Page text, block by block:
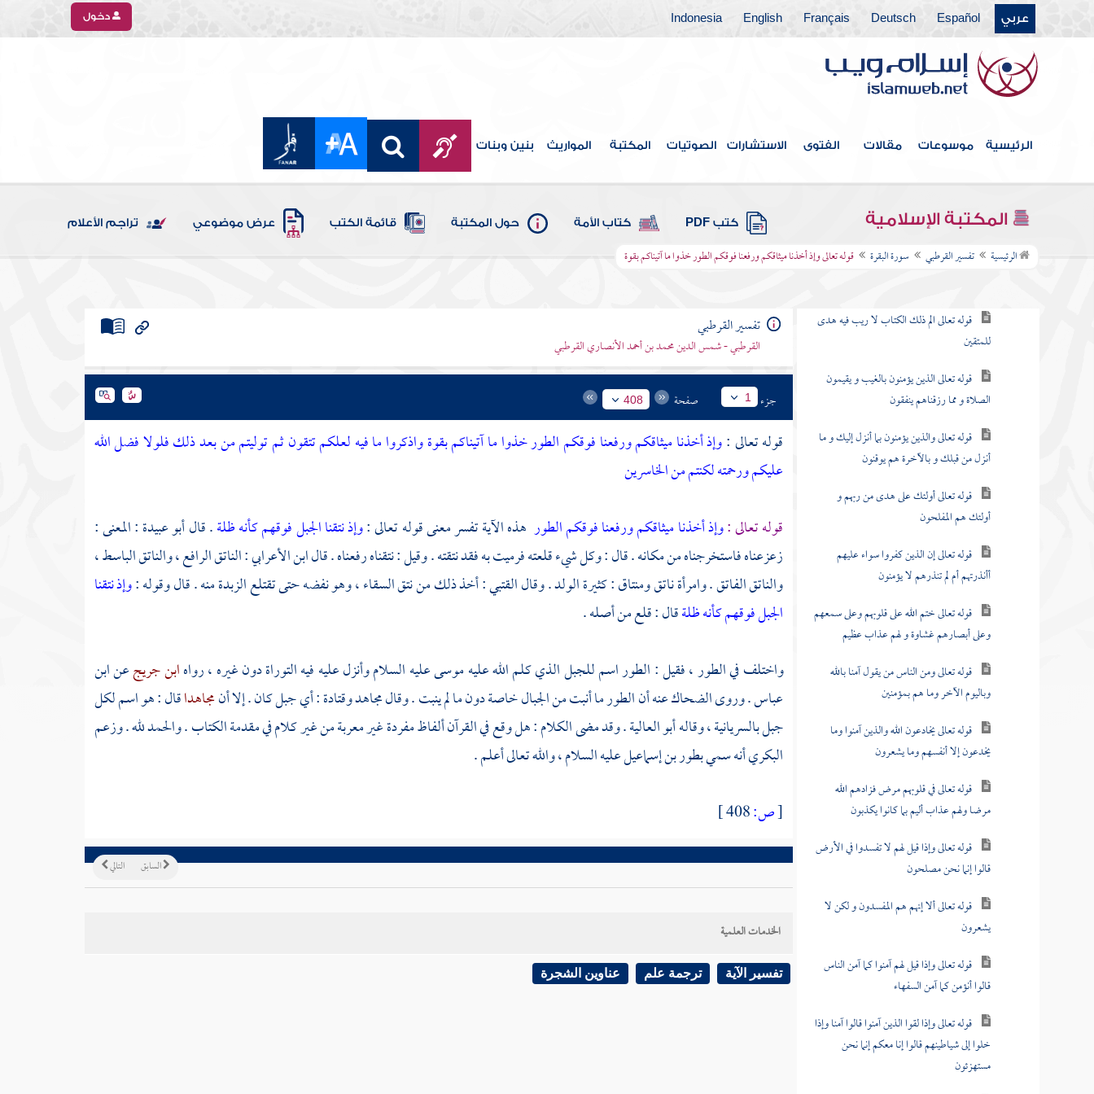
عربي Español
Deutsch
Français
English
Indonesia دخول
الرئيسية موسوعات مقالات الفتوى الاستشارات الصوتيات المكتبة المواريث بنين وبنات
المكتبة الإسلامية كتب PDF كتاب الأمة حول المكتبة قائمة الكتب عرض موضوعي تراجم الأعلام
الرئيسية تفسير القرطبي سورة البقرة قوله تعالى وإذ أخذنا ميثاقكم ورفعنا فوقكم الطور خذوا ما آتيناكم بقوة
باب ما جاء من الحجة في الرد على
من طعن في القرآن وخالف مصحف
عثمان بالزيادة والنقصان
سورة الفاتحة
سورة البقرة
قوله تعالى الم ذلك الكتاب لا ريب فيه هدى
للمتقين
قوله تعالى الذين يؤمنون بالغيب و يقيمون
الصلاة و مما رزقناهم ينفقون
قوله تعالى والذين يؤمنون بما أنزل إليك و ما
أنزل من قبلك و بالآخرة هم يوقنون
قوله تعالى أولئك على هدى من ربهم و
أولئك هم المفلحون
قوله تعالى إن الذين كفروا سواء عليهم
أأنذرتهم أم لم تنذرهم لا يؤمنون
قوله تعالى ختم الله على قلوبهم وعلى سمعهم
وعلى أبصارهم غشاوة و لهم عذاب عظيم
قوله تعالى ومن الناس من يقول آمنا بالله
وباليوم الآخر وما هم بمؤمنين
قوله تعالى يخادعون الله والذين آمنوا وما
يخدعون إلا أنفسهم وما يشعرون
قوله تعالى في قلوبهم مرض فزادهم الله
مرضا ولهم عذاب أليم بما كانوا يكذبون
قوله تعالى وإذا قيل لهم لا تفسدوا في الأرض
قالوا إنما نحن مصلحون
قوله تعالى ألا إنهم هم المفسدون و لكن لا
يشعرون
قوله تعالى وإذا قيل لهم آمنوا كما آمن الناس
قالوا أنؤمن كما آمن السفهاء
قوله تعالى وإذا لقوا الذين آمنوا قالوا آمنا وإذا
خلوا إلى شياطينهم قالوا إنا معكم إنما نحن
مستهزئون
تفسير القرطبي
القرطبي - شمس الدين محمد بن أحمد الأنصاري القرطبي
جزء 1 صفحة 408
قوله تعالى :وإذ أخذنا ميثاقكم ورفعنا فوقكم الطور خذوا ما آتيناكم بقوة واذكروا ما فيه لعلكم تتقون ثم توليتم من بعد ذلك فلولا فضل الله
عليكم ورحمته لكنتم من الخاسرين
قوله تعالى :وإذ أخذنا ميثاقكم ورفعنا فوقكم الطور هذه الآية تفسر معنى قوله تعالى :وإذ نتقنا الجبل فوقهم كأنه ظلة. قالأبو عبيدة: المعنى :
زعزعناه فاستخرجناه من مكانه . قال : وكل شيء قلعته فرميت به فقد نتقته . وقيل : نتقناه رفعناه . قالابن الأعرابي: الناتق الرافع ، والناتق الباسط ،
والناتق الفاتق . وامرأة ناتق ومنتاق : كثيرة الولد . وقالالقتبي: أخذ ذلك من نتق السقاء ، وهو نفضه حتى تقتلع الزبدة منه . قال وقوله :وإذ نتقنا
الجبل فوقهم كأنه ظلةقال : قلع من أصله .
واختلف فيالطور، فقيل :الطوراسم للجبل الذي كلم الله عليهموسىعليه السلام وأنزل عليه فيه التوراة دون غيره ، رواهابن جريجعنابن
عباس. وروىالضحاكعنه أنالطورما أنبت من الجبال خاصة دون ما لم ينبت . وقالمجاهدوقتادة: أي جبل كان . إلا أنمجاهداقال : هو اسم لكل
جبل بالسريانية ، وقالهأبو العالية. وقد مضى الكلام : هل وقع في القرآن ألفاظ مفردة غير معربة من غير كلام في مقدمة الكتاب . والحمد لله . وزعم
البكريأنه سمي بطور بنإسماعيلعليه السلام ، والله تعالى أعلم .
[ص:
التالي السابق
الخدمات العلمية
تفسير الآية ترجمة علم عناوين الشجرة